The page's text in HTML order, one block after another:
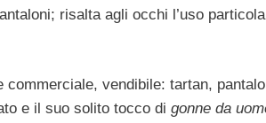
risalta agli occhi l’uso
commerciale, vendibile: tartan,
e il suo solito tocco di gonne da